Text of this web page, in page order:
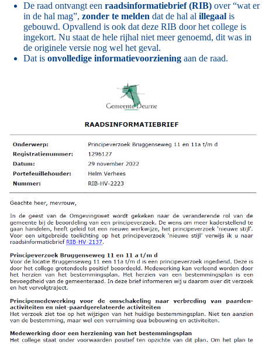
De raad ontvangt een raadsinformatiebrief (RIB) over “wat er
in de hal mag”, zonder te melden dat de hal al illegaal is
gebouwd. Opvallend is ook dat deze RIB door het college is
ingekort. Nu staat de hele rijhal niet meer genoemd, dit was in
de originele versie nog wel het geval.
Dat is onvolledige informatievoorziening aan de raad.